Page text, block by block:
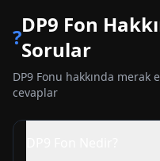
?DP9 Fon
Sorular
DP9 Fonu hakkında merak
cevaplar